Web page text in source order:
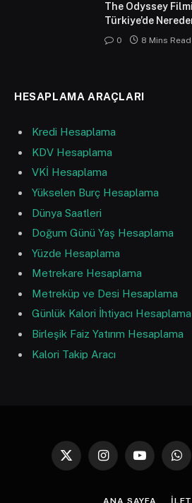
The Odyssey
Türkiye’de
0 8 Mins Read
HESAPLAMA ARAÇLARI
Kredi Hesaplama
KDV Hesaplama
VKİ Hesaplama
Yükselen Burç Hesaplama
Dünya Saatleri
Doğum Günü Yaş Hesaplama
Yüzde Hesaplama
Metrekare Hesaplama
Metreküp ve Desi Hesaplama
Günlük Kalori İhtiyacı Hesaplama
Birleşik Faiz Yatırım Hesaplama
Kalori Takip Aracı
X
InstagramYouTube